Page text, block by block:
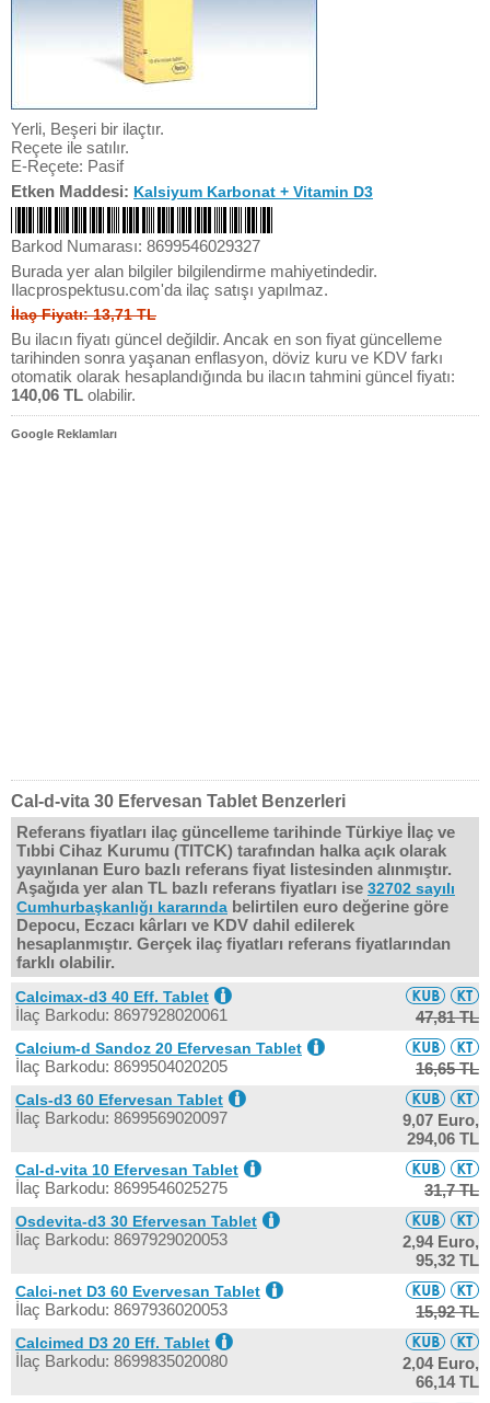
Yerli, Beşeri bir ilaçtır.
Reçete ile satılır.
E-Reçete: Pasif
Etken Maddesi: Kalsiyum Karbonat + Vitamin D3
Barkod Numarası: 8699546029327
Burada yer alan bilgiler bilgilendirme mahiyetindedir.
Ilacprospektusu.com'da ilaç satışı yapılmaz.
İlaç Fiyatı: 13,71 TL
Bu ilacın fiyatı güncel değildir. Ancak en son fiyat güncelleme
tarihinden sonra yaşanan enflasyon, döviz kuru ve KDV farkı
otomatik olarak hesaplandığında bu ilacın tahmini güncel fiyatı:
140,06 TL olabilir.
Google Reklamları
Cal-d-vita 30 Efervesan Tablet Benzerleri
Referans fiyatları ilaç güncelleme tarihinde Türkiye İlaç ve
Tıbbi Cihaz Kurumu (TITCK) tarafından halka açık olarak
yayınlanan Euro bazlı referans fiyat listesinden alınmıştır.
Aşağıda yer alan TL bazlı referans fiyatları ise 32702 sayılı
Cumhurbaşkanlığı kararında belirtilen euro değerine göre
Depocu, Eczacı kârları ve KDV dahil edilerek
hesaplanmıştır. Gerçek ilaç fiyatları referans fiyatlarından
farklı olabilir.
Calcimax-d3 40 Eff. Tablet
İlaç Barkodu: 8697928020061 47,81 TL
Calcium-d Sandoz 20 Efervesan Tablet
İlaç Barkodu: 8699504020205 16,65 TL
Cals-d3 60 Efervesan Tablet
İlaç Barkodu: 8699569020097
9,07 Euro,
294,06 TL
Cal-d-vita 10 Efervesan Tablet
İlaç Barkodu: 8699546025275 31,7 TL
Osdevita-d3 30 Efervesan Tablet
İlaç Barkodu: 8697929020053
2,94 Euro,
95,32 TL
Calci-net D3 60 Evervesan Tablet
İlaç Barkodu: 8697936020053 15,92 TL
Calcimed D3 20 Eff. Tablet
İlaç Barkodu: 8699835020080
2,04 Euro,
66,14 TL